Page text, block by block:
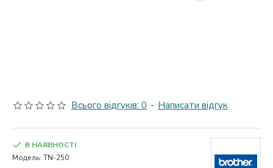
Всього відгуків: 0 - Написати відгук
В НАЯВНОСТІ
Модель: TN-250